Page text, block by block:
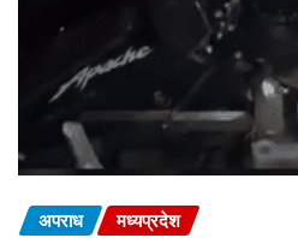
अपराध मध्यप्रदेश